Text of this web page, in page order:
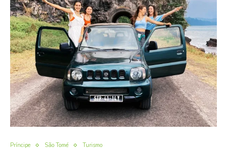
Príncipe São Tomé Turismo